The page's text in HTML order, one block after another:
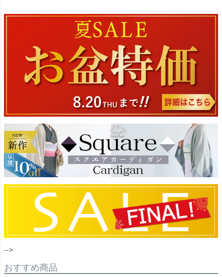
-->
おすすめ商品